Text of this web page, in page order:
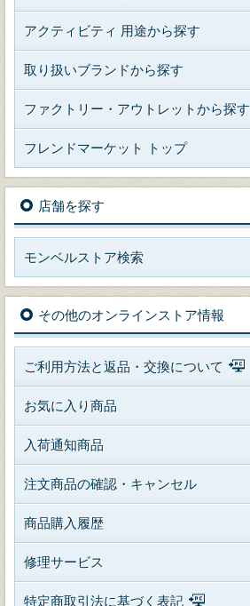
アクティビティ 用途から探す
取り扱いブランドから探す
ファクトリー・アウトレットから探す
フレンドマーケット トップ
店舗を探す
モンベルストア検索
その他のオンラインストア情報
ご利用方法と返品・交換について
お気に入り商品
入荷通知商品
注文商品の確認・キャンセル
商品購入履歴
修理サービス
特定商取引法に基づく表記